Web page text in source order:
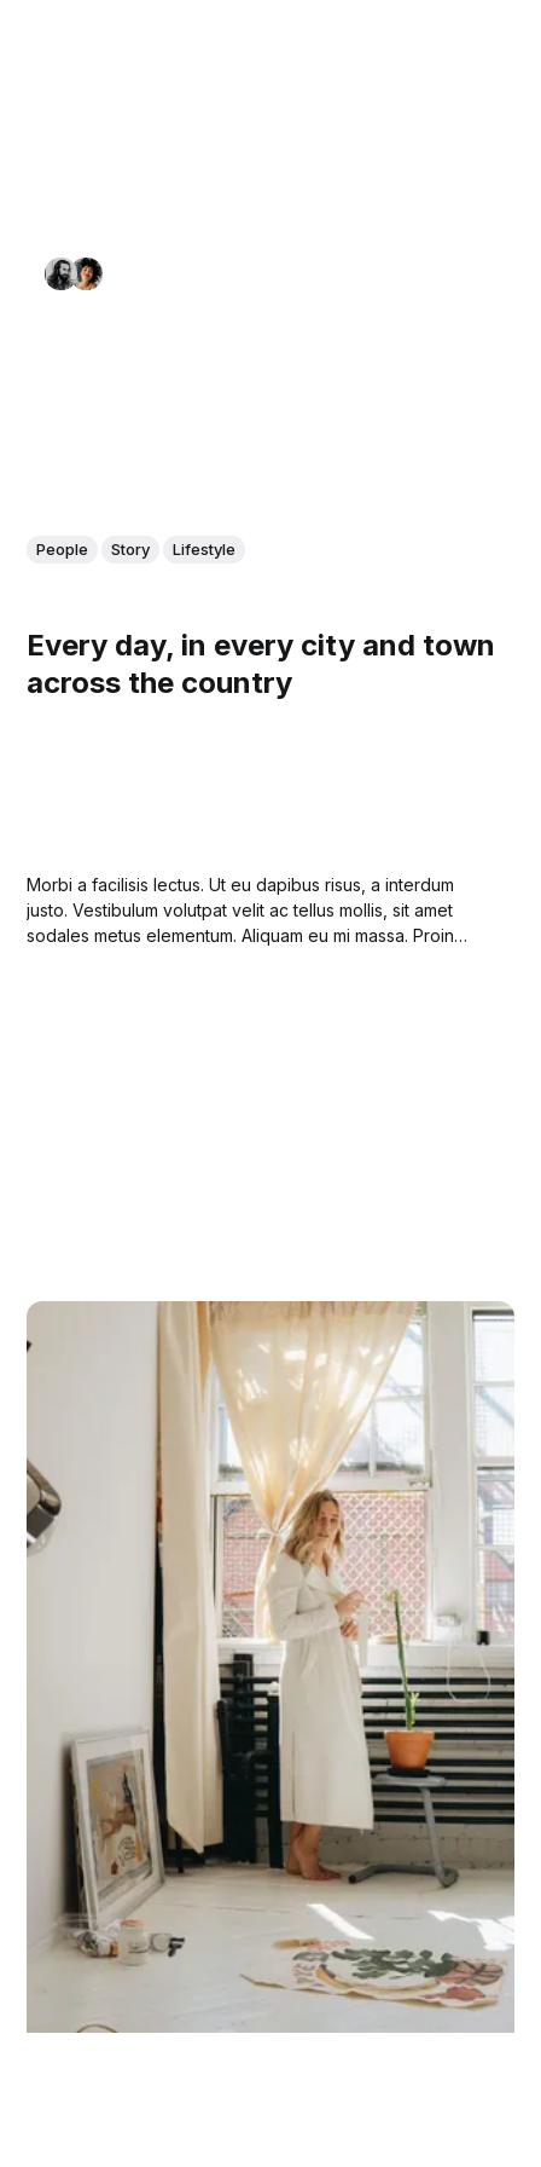
People Story Lifestyle
Every day, in every city and town
across the country
Morbi a facilisis lectus. Ut eu dapibus risus, a interdum
justo. Vestibulum volutpat velit ac tellus mollis, sit amet
sodales metus elementum. Aliquam eu mi massa. Proin